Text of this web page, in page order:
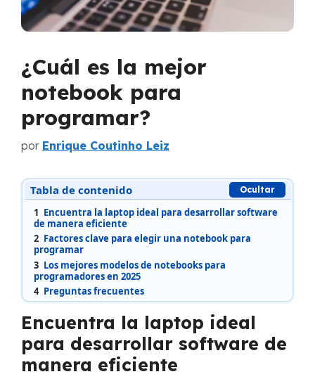
¿Cuál es la mejor
notebook para
programar?
por Enrique Coutinho Leiz
Tabla de contenido Ocultar
1 Encuentra la laptop ideal para desarrollar software
de manera eficiente
2 Factores clave para elegir una notebook para
programar
3 Los mejores modelos de notebooks para
programadores en 2025
4 Preguntas frecuentes
Encuentra la laptop ideal
para desarrollar software de
manera eficiente